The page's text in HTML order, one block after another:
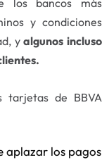
y condiciones
yalgunos incluso
tarjetas de BBVA
aplazar los pagos